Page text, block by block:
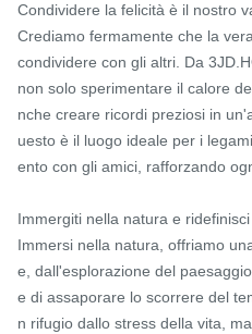
Condividere la felicità è il nostro
Crediamo fermamente che la
condividere con gli altri. Da
non solo sperimentare il calore
nche creare ricordi preziosi in
uesto è il luogo ideale per i
ento con gli amici, rafforzando
Immergiti nella natura e
Immersi nella natura, offriamo
e, dall'esplorazione del
e di assaporare lo scorrere del
n rifugio dallo stress della vita,